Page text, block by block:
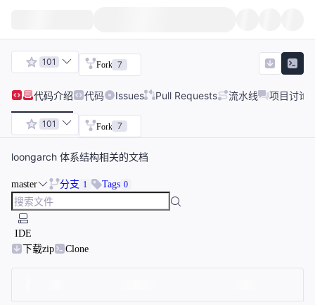
101 Fork 7
代码介绍 代码 Issues Pull Requests 流水线 项目讨论
101 Fork 7
loongarch 体系结构相关的文档
master 分支 1 Tags 0
IDE
下载zip
Clone